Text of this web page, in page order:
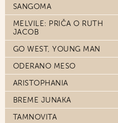
SANGOMA
MELVILE: PRIČA O RUTH
JACOB
GO WEST, YOUNG MAN
ODERANO MESO
ARISTOPHANIA
BREME JUNAKA
TAMNOVITA